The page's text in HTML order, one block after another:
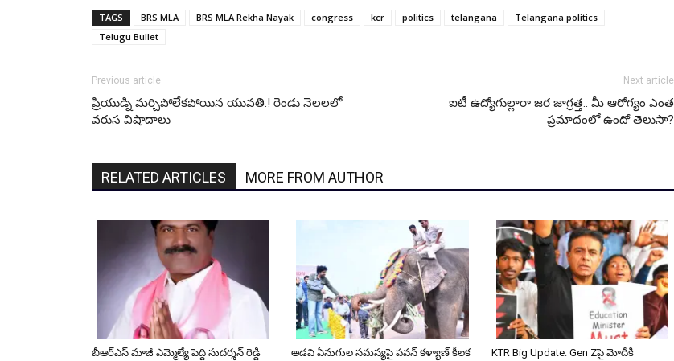
TAGS BRS MLA BRS MLA Rekha Nayak congress kcr politics telangana
Telangana politics
Telugu Bullet
Previous article
ప్రియుడ్ని మర్చిపోలేకపోయిన యువతి.! రెండు నెలలలో
వరుస విషాదాలు
Next article
ఐటీ ఉద్యోగుల్లారా జర జాగ్రత్త.. మీ ఆరోగ్యం ఎంత
ప్రమాదంలో ఉందో తెలుసా?
RELATED ARTICLES MORE FROM AUTHOR
బీఆర్ఎస్ మాజీ ఎమ్మెల్యే పెద్ది సుదర్శన్ రెడ్డి
అడవి ఏనుగుల సమస్యపై పవన్ కళ్యాణ్ కీలక
KTR Big Update: Gen Zపై మోదీకి